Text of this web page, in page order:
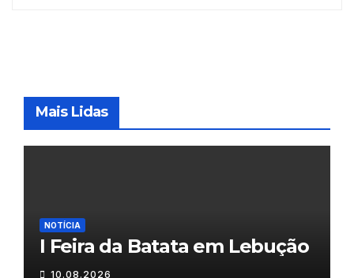
Mais Lidas
NOTÍCIA
I Feira da Batata em Lebução
10.08.2026